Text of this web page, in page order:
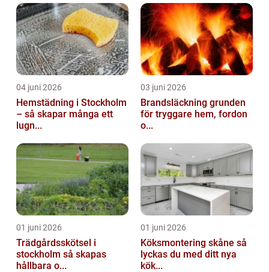
04 juni 2026
Hemstädning i Stockholm
– så skapar många ett
lugn...
03 juni 2026
Brandsläckning grunden
för tryggare hem, fordon
o...
01 juni 2026
Trädgårdsskötsel i
stockholm så skapas
hållbara o...
01 juni 2026
Köksmontering skåne så
lyckas du med ditt nya
kök...